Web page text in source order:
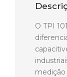
O TPI